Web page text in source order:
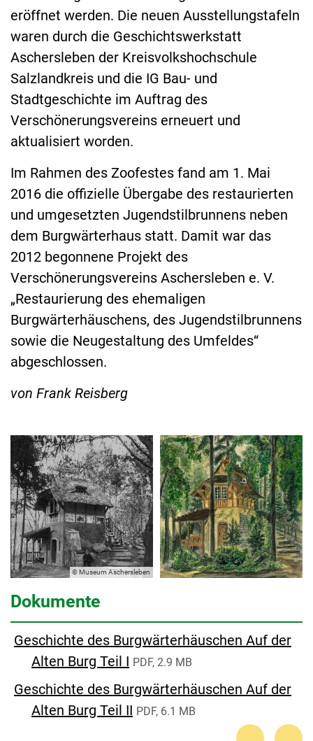
eröffnet werden. Die neuen Ausstellungstafeln
waren durch die Geschichtswerkstatt
Aschersleben der Kreisvolkshochschule
Salzlandkreis und die IG Bau- und
Stadtgeschichte im Auftrag des
Verschönerungsvereins erneuert und
aktualisiert worden.
Im Rahmen des Zoofestes fand am 1. Mai
2016 die offizielle Übergabe des restaurierten
und umgesetzten Jugendstilbrunnens neben
dem Burgwärterhaus statt. Damit war das
2012 begonnene Projekt des
Verschönerungsvereins Aschersleben e. V.
„Restaurierung des ehemaligen
Burgwärterhäuschens, des Jugendstilbrunnens
sowie die Neugestaltung des Umfeldes“
abgeschlossen.
von Frank Reisberg
© Museum Aschersleben
Dokumente
Geschichte des Burgwärterhäuschen Auf der
Alten Burg Teil I PDF, 2.9 MB
Geschichte des Burgwärterhäuschen Auf der
Alten Burg Teil II PDF, 6.1 MB